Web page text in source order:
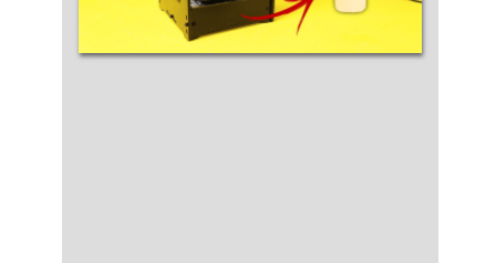
ótima qualidade e excelente custo-benefício,
detalhes que passam despercebidos em